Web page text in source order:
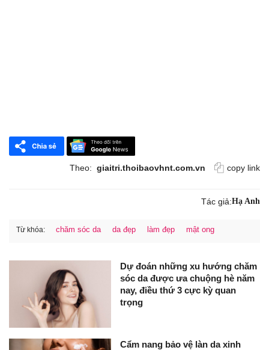
Theo: giaitri.thoibaovhnt.com.vn copy link
Tác giả:Hạ Anh
Từ khóa: chăm sóc da da đẹp làm đẹp mật ong
Dự đoán những xu hướng chăm
sóc da được ưa chuộng hè năm
nay, điều thứ 3 cực kỳ quan
trọng
Cẩm nang bảo vệ làn da xinh